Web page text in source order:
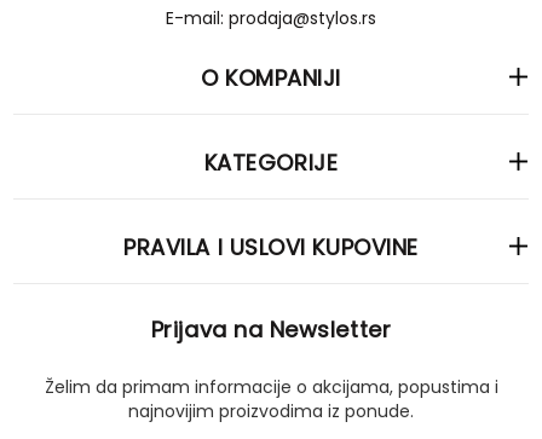
E-mail: prodaja@stylos.rs
O KOMPANIJI
KATEGORIJE
PRAVILA I USLOVI KUPOVINE
Prijava na Newsletter
Želim da primam informacije o akcijama, popustima i
najnovijim proizvodima iz ponude.